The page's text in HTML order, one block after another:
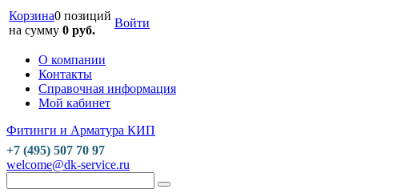
Корзина0 позиций
на сумму 0 руб.
Войти
О компании
Контакты
Справочная информация
Мой кабинет
Фитинги и Арматура КИП
+7 (495) 507 70 97
welcome@dk-service.ru